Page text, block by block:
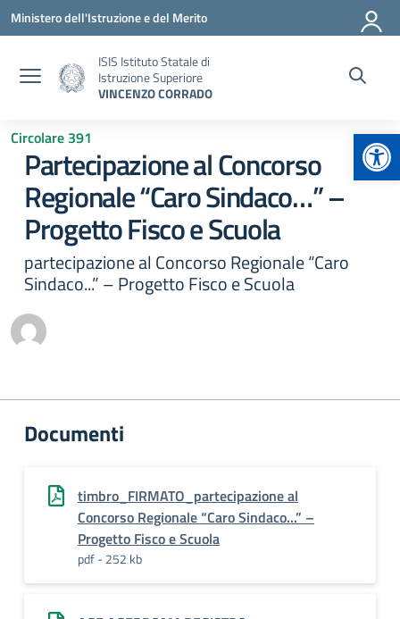
Vai ai contenuti
Vai al menu di navigazione
Vai al footer
Ministero dell'Istruzione e del Merito
ISIS Istituto Statale di
Istruzione Superiore
VINCENZO CORRADO
Circolare 391
Partecipazione al Concorso
Regionale “Caro Sindaco…” –
Progetto Fisco e Scuola
partecipazione al Concorso Regionale “Caro
Sindaco...” – Progetto Fisco e Scuola
Documenti
timbro_FIRMATO_partecipazione al
Concorso Regionale “Caro Sindaco...” –
Progetto Fisco e Scuola
pdf - 252 kb